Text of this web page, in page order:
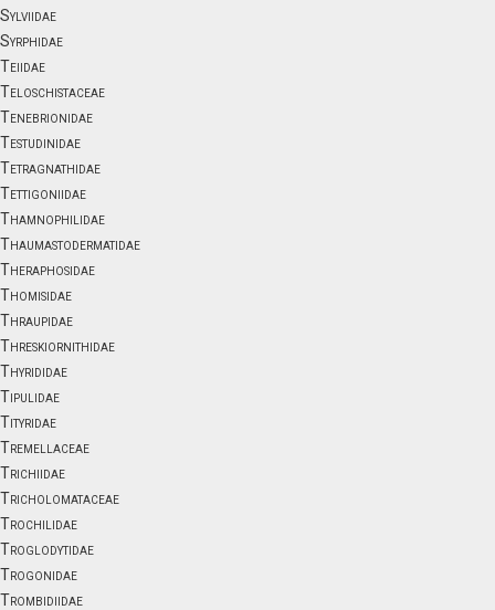
Sylviidae
Syrphidae
Teiidae
Teloschistaceae
Tenebrionidae
Testudinidae
Tetragnathidae
Tettigoniidae
Thamnophilidae
Thaumastodermatidae
Theraphosidae
Thomisidae
Thraupidae
Threskiornithidae
Thyrididae
Tipulidae
Tityridae
Tremellaceae
Trichiidae
Tricholomataceae
Trochilidae
Troglodytidae
Trogonidae
Trombidiidae